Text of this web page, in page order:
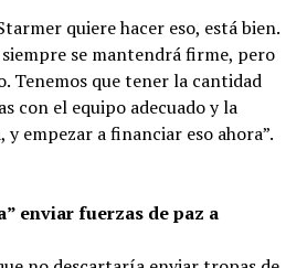
quiere hacer eso, está bien.
se mantendrá firme, pero
Tenemos que tener la cantidad
con el equipo adecuado y la
y empezar a financiar eso ahora”.
enviar fuerzas de paz a